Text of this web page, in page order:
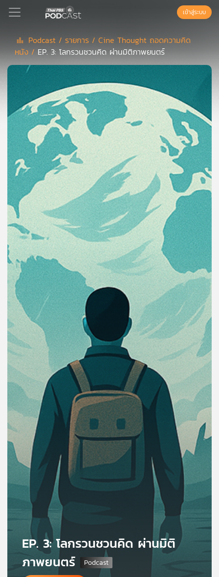
Podcast
ลิ
แนะนำ
เพล
ลิ
สต์
ของ
คุณ
เพลง
บทความ
ข่าว
และ
กิจกรรม
เกี่ยว
กับ
เรา
เครือ
ข่าย
แผนที่
เข้าสู่ระบบ
Podcast / รายการ /Cine Thought ถอดความคิด
หนัง / EP. 3: โลกรวนชวนคิด ผ่านมิติภาพยนตร์
EP. 3: โลกรวนชวนคิด ผ่านมิติ
ภาพยนตร์